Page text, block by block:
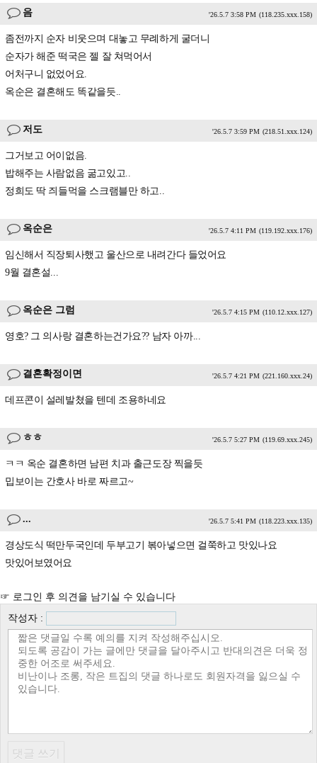
음 '26.5.7 3:58 PM (118.235.xxx.158)
좀전까지 순자 비웃으며 대놓고 무례하게 굴더니
순자가 해준 떡국은 젤 잘 쳐먹어서
어처구니 없었어요.
옥순은 결혼해도 똑같을듯..
저도 '26.5.7 3:59 PM (218.51.xxx.124)
그거보고 어이없음.
밥해주는 사람없음 굶고있고..
정희도 딱 즤들먹을 스크램블만 하고..
옥순은 '26.5.7 4:11 PM (119.192.xxx.176)
임신해서 직장퇴사했고 울산으로 내려간다 들었어요
9월 결혼설...
옥순은 그럼 '26.5.7 4:15 PM (110.12.xxx.127)
영호? 그 의사랑 결혼하는건가요?? 남자 아까...
결혼확정이면 '26.5.7 4:21 PM (221.160.xxx.24)
데프콘이 설레발쳤을 텐데 조용하네요
ㅎㅎ '26.5.7 5:27 PM (119.69.xxx.245)
ㅋㅋ 옥순 결혼하면 남편 치과 출근도장 찍을듯
밉보이는 간호사 바로 짜르고~
... '26.5.7 5:41 PM (118.223.xxx.135)
경상도식 떡만두국인데 두부고기 볶아넣으면 걸쭉하고 맛있나요
맛있어보였어요
☞ 로그인 후 의견을 남기실 수 있습니다
작성자 :